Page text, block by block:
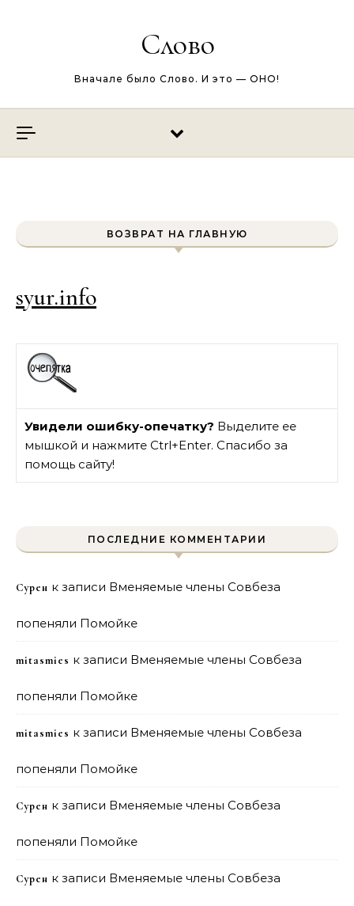
Слово
Вначале было Слово. И это — ОНО!
ВОЗВРАТ НА ГЛАВНУЮ
syur.info
Увидели ошибку-опечатку? Выделите ее
мышкой и нажмите Ctrl+Enter. Спасибо за
помощь сайту!
ПОСЛЕДНИЕ КОММЕНТАРИИ
Сурен к записи Вменяемые члены Совбеза
попеняли Помойке
mitasmies к записи Вменяемые члены Совбеза
попеняли Помойке
mitasmies к записи Вменяемые члены Совбеза
попеняли Помойке
Сурен к записи Вменяемые члены Совбеза
попеняли Помойке
Сурен к записи Вменяемые члены Совбеза